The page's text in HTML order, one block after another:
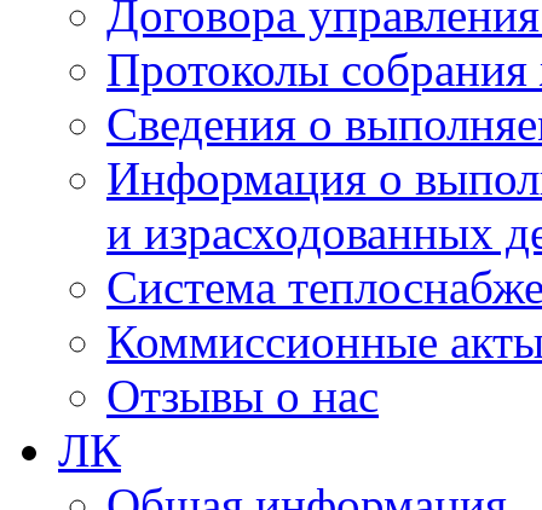
Договора
Протоколы
Сведения о
Информация о
и израсходованных
Система
Коммиссионные
Отзывы о нас
ЛК